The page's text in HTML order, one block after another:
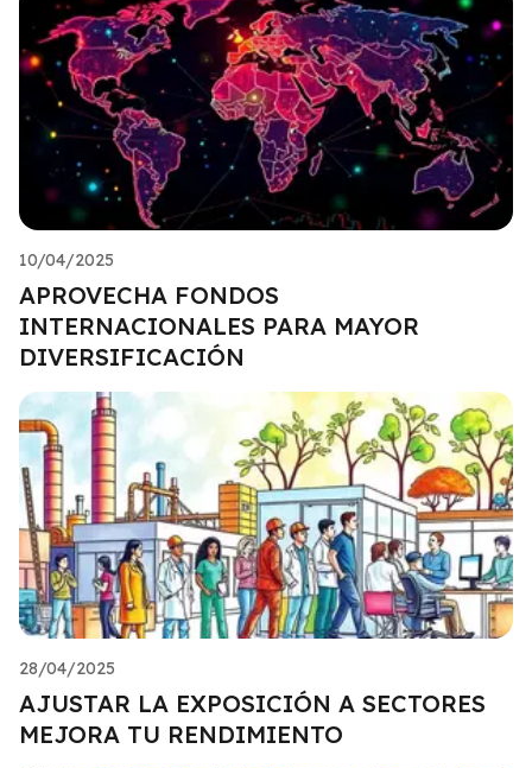
10/04/2025
APROVECHA FONDOS
INTERNACIONALES PARA MAYOR
DIVERSIFICACIÓN
28/04/2025
AJUSTAR LA EXPOSICIÓN A SECTORES
MEJORA TU RENDIMIENTO